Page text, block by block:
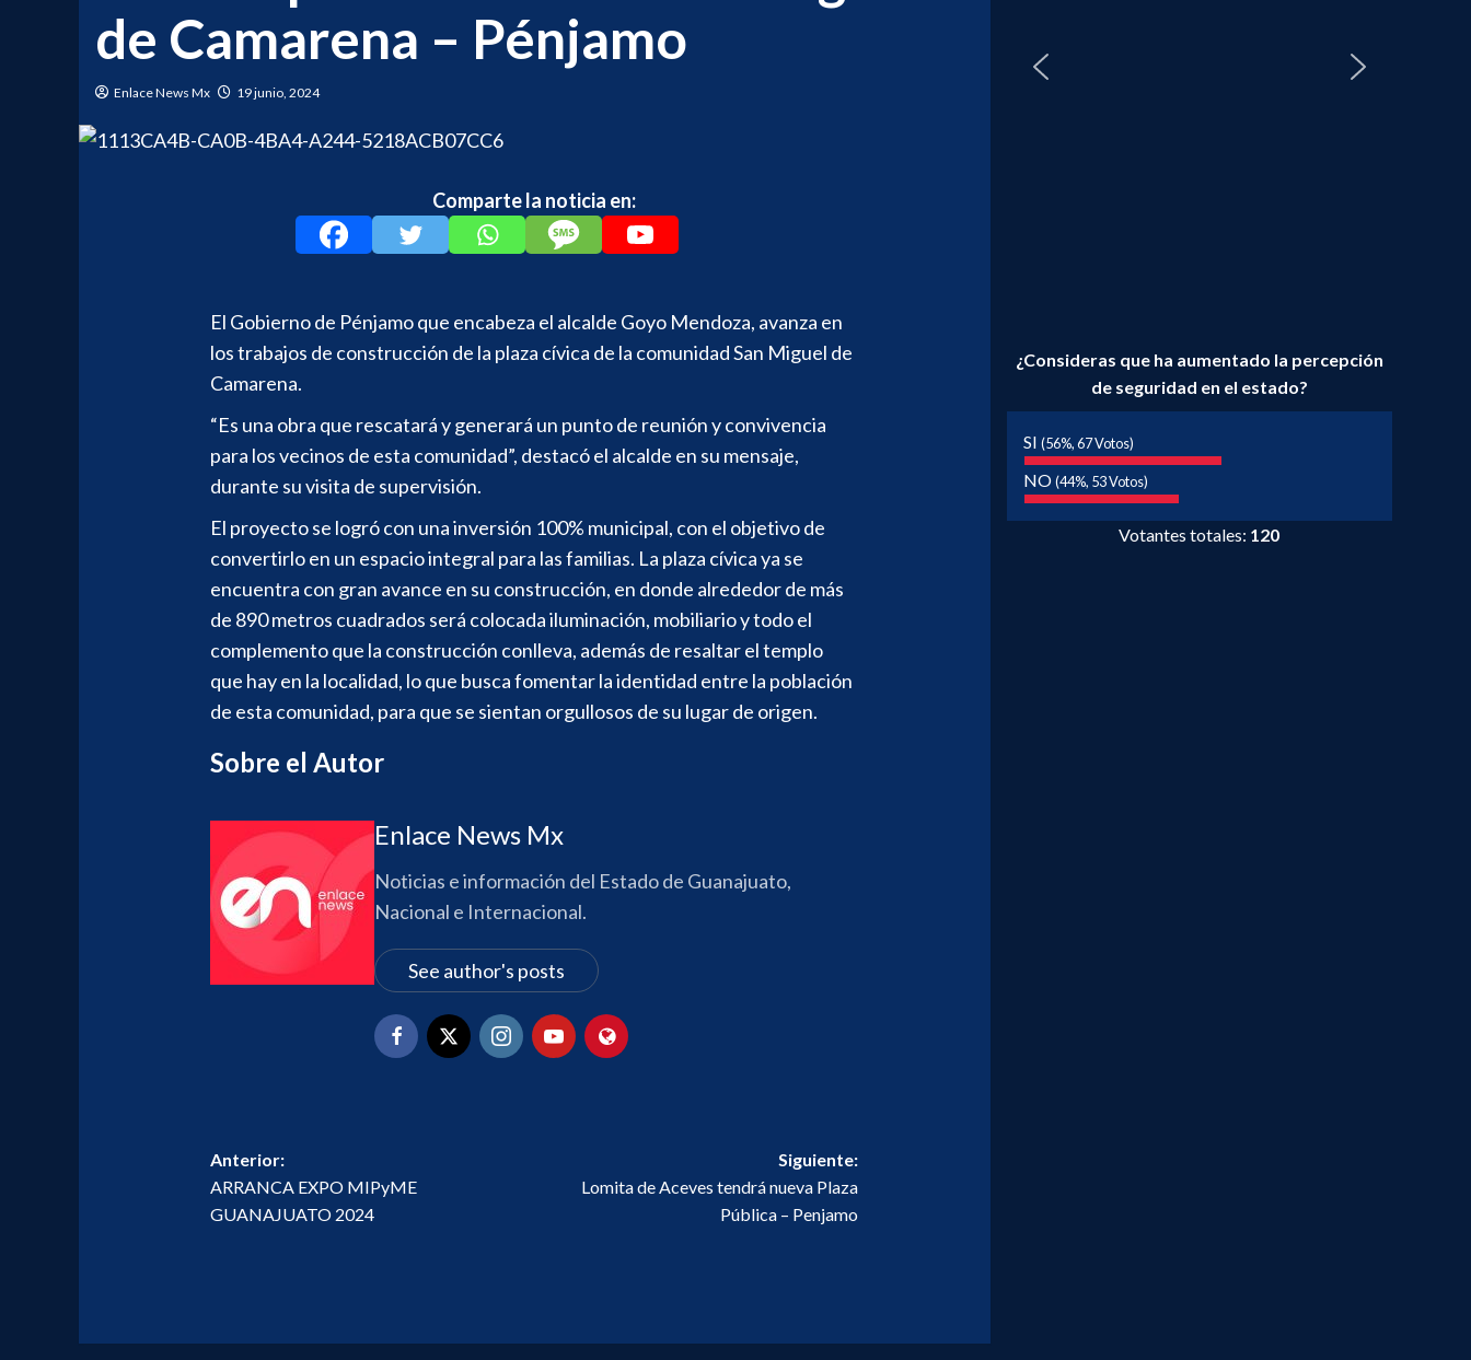
de Camarena – Pénjamo
Enlace News Mx 19 junio, 2024
Comparte la noticia en:
El Gobierno de Pénjamo que encabeza el alcalde Goyo Mendoza, avanza en
los trabajos de construcción de la plaza cívica de la comunidad San Miguel de
Camarena.
“Es una obra que rescatará y generará un punto de reunión y convivencia
para los vecinos de esta comunidad”, destacó el alcalde en su mensaje,
durante su visita de supervisión.
El proyecto se logró con una inversión 100% municipal, con el objetivo de
convertirlo en un espacio integral para las familias. La plaza cívica ya se
encuentra con gran avance en su construcción, en donde alrededor de más
de 890 metros cuadrados será colocada iluminación, mobiliario y todo el
complemento que la construcción conlleva, además de resaltar el templo
que hay en la localidad, lo que busca fomentar la identidad entre la población
de esta comunidad, para que se sientan orgullosos de su lugar de origen.
Sobre el Autor
Enlace News Mx
Noticias e información del Estado de Guanajuato,
Nacional e Internacional.
See author's posts
Navegación
de
entradas
Anterior:
ARRANCA EXPO MIPyME
GUANAJUATO 2024
Siguiente:
Lomita de Aceves tendrá nueva Plaza
Pública – Penjamo
¿Consideras que ha aumentado la percepción
de seguridad en el estado?
SI (56%, 67 Votos)
NO(44%, 53 Votos)
Votantes totales: 120